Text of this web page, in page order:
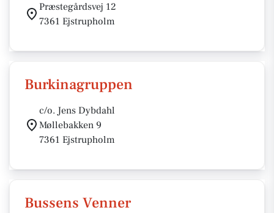
Præstegårdsvej 12
7361 Ejstrupholm
Burkinagruppen
c/o. Jens Dybdahl
Møllebakken 9
7361 Ejstrupholm
Bussens Venner